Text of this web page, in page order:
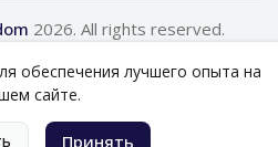
2026. All rights reserved.
обеспечения лучшего опыта на
сайте.
Принять